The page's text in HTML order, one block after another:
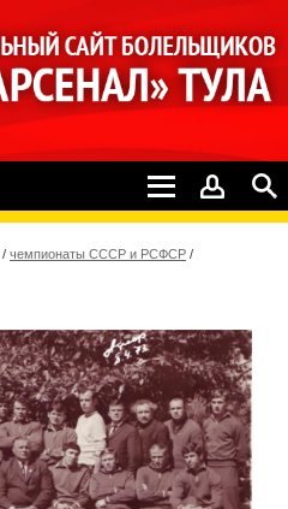
/ чемпионаты СССР и РСФСР /